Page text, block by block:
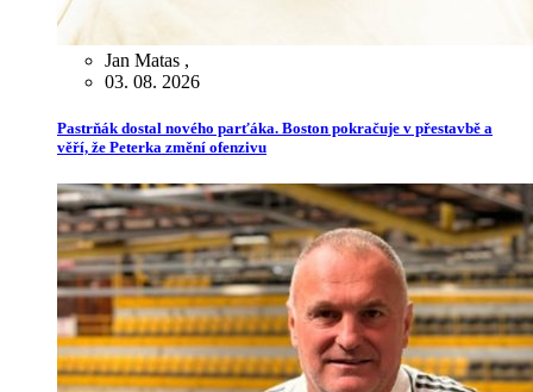
Jan Matas ,
03. 08. 2026
Pastrňák dostal nového parťáka. Boston pokračuje v přestavbě a
věří, že Peterka změní ofenzivu